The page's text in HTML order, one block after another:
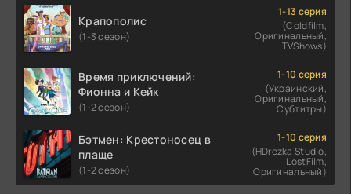
Крапополис
(1-3 сезон)
1-13 серия
(Coldfilm,
Оригинальный,
TVShows)
Время приключений:
Фионна и Кейк
(1-2 сезон)
1-10 серия
(Украинский,
Оригинальный,
Субтитры)
Бэтмен: Крестоносец в
плаще
(1-2 сезон)
1-10 серия
(HDrezka Studio,
LostFilm,
Оригинальный)